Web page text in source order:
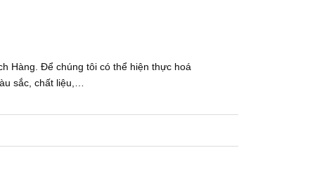
Hàng. Để chúng tôi có thể hiện thực hoá
sắc, chất liệu,…